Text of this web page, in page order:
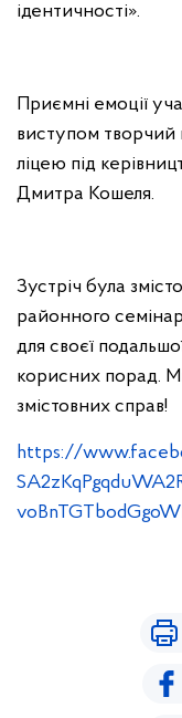
ідентичності».
Приємні емоції
виступом творчий
ліцею під
Дмитра Кошеля.
Зустріч була
районного
для своєї
корисних порад.
змістовних справ!
https://